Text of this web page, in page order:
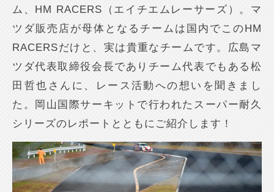
ム、HM RACERS（エイチエムレーサーズ）。マ
ツダ販売店が母体となるチームは国内でこのHM
RACERSだけと、実は貴重なチームです。広島マ
ツダ代表取締役会長でありチーム代表でもある松
田哲也さんに、レース活動への想いを聞きまし
た。岡山国際サーキットで行われたスーパー耐久
シリーズのレポートとともにご紹介します！